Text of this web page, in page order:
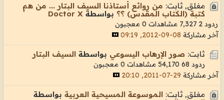
مغلق, ثابت: من روائع أستاذنا السيف البتار ... من هم
كتبة (الكتاب المقدس) ؟؟ بواسطة Doctor X
ردود 2 7,327 مشاهدات
0 معجبون
آخر مشاركة 08-09-2012, 09:19
ثابت: صور الإرهاب اليسوعي بواسطة السيف البتار
ردود 68 54,170 مشاهدات
0 معجبون
آخر مشاركة 29-07-2011, 20:10
مغلق, ثابت: الموسوعة المسيحية العربية بواسطة